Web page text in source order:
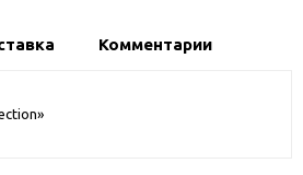
Комментарии